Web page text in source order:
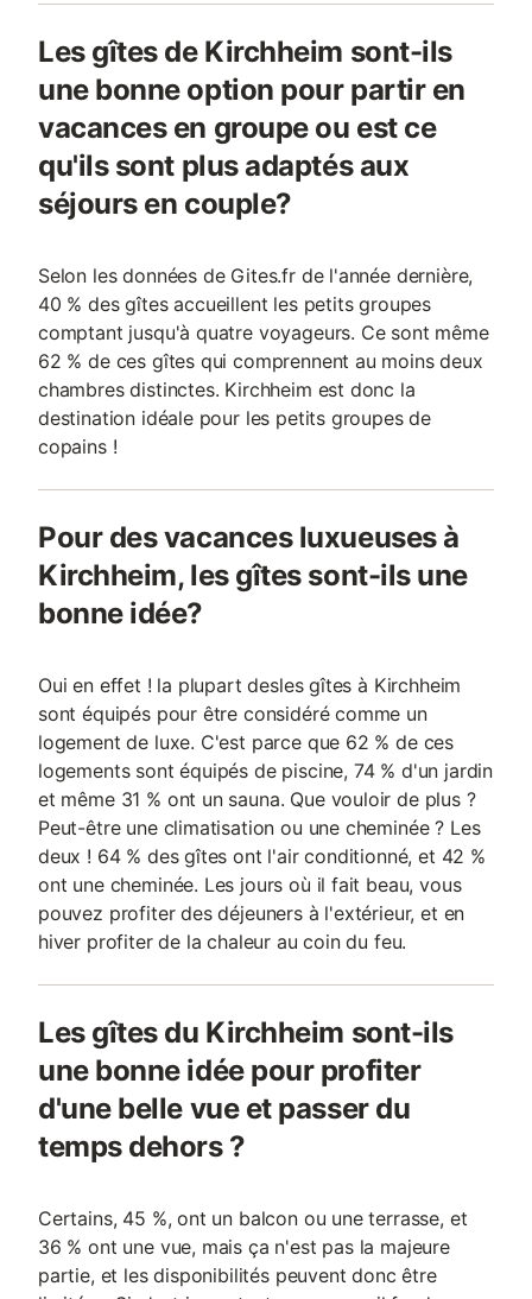
Les gîtes de Kirchheim sont-ils
une bonne option pour partir en
vacances en groupe ou est ce
qu'ils sont plus adaptés aux
séjours en couple?
Selon les données de Gites.fr de l'année dernière,
40 % des gîtes accueillent les petits groupes
comptant jusqu'à quatre voyageurs. Ce sont même
62 % de ces gîtes qui comprennent au moins deux
chambres distinctes. Kirchheim est donc la
destination idéale pour les petits groupes de
copains !
Pour des vacances luxueuses à
Kirchheim, les gîtes sont-ils une
bonne idée?
Oui en effet ! la plupart desles gîtes à Kirchheim
sont équipés pour être considéré comme un
logement de luxe. C'est parce que 62 % de ces
logements sont équipés de piscine, 74 % d'un jardin
et même 31 % ont un sauna. Que vouloir de plus ?
Peut-être une climatisation ou une cheminée ? Les
deux ! 64 % des gîtes ont l'air conditionné, et 42 %
ont une cheminée. Les jours où il fait beau, vous
pouvez profiter des déjeuners à l'extérieur, et en
hiver profiter de la chaleur au coin du feu.
Les gîtes du Kirchheim sont-ils
une bonne idée pour profiter
d'une belle vue et passer du
temps dehors ?
Certains, 45 %, ont un balcon ou une terrasse, et
36 % ont une vue, mais ça n'est pas la majeure
partie, et les disponibilités peuvent donc être